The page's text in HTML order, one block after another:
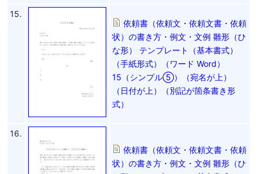
15.
依頼書（依頼文・依頼文書・依頼
状）の書き方・例文・文例 雛形（ひ
な形） テンプレート（基本書式）
（手紙形式）（ワード Word）
15（シンプル⑤）（宛名が上）
（日付が上）（別記が箇条書き形
式）
16.
依頼書（依頼文・依頼文書・依頼
状）の書き方・例文・文例 雛形（ひ